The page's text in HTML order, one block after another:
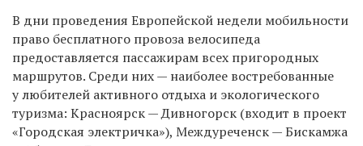
В дни проведения Европейской недели мобильности
право бесплатного провоза велосипеда
предоставляется пассажирам всех пригородных
маршрутов. Среди них — наиболее востребованные
у любителей активного отдыха и экологического
туризма: Красноярск — Дивногорск (входит в проект
«Городская электричка»), Междуреченск — Бискамжа